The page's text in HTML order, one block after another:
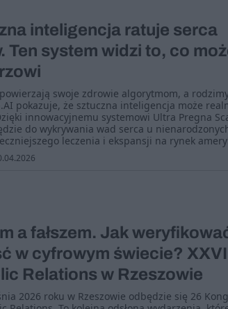
inteligencja ratuje serca
Ten system widzi to, co
swoje zdrowie algorytmom, a
pokazuje, że sztuczna inteligencja może
innowacyjnemu systemowi Ultra Pregna
do wykrywania wad serca u
leczenia i ekspansji na rynek
a fałszem. Jak
w cyfrowym świecie? XXVI
Relations w Rzeszowie
2026 roku w Rzeszowie odbędzie się 26